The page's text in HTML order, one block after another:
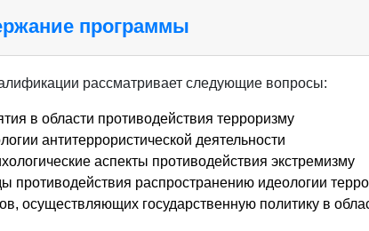
программы
рассматривает следующие вопросы:
в области противодействия терроризму
антитеррористической деятельности
аспекты противодействия экстремизму
противодействия распространению идеологии
осуществляющих государственную политику в